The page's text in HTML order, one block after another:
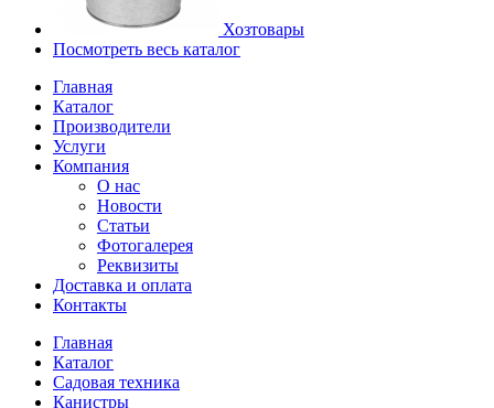
Хозтовары
Посмотреть весь каталог
Главная
Каталог
Производители
Услуги
Компания
О нас
Новости
Статьи
Фотогалерея
Реквизиты
Доставка и оплата
Контакты
Главная
Каталог
Садовая техника
Канистры